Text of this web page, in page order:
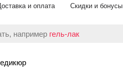
и оплата Скидки и бонусы
например гель-лак